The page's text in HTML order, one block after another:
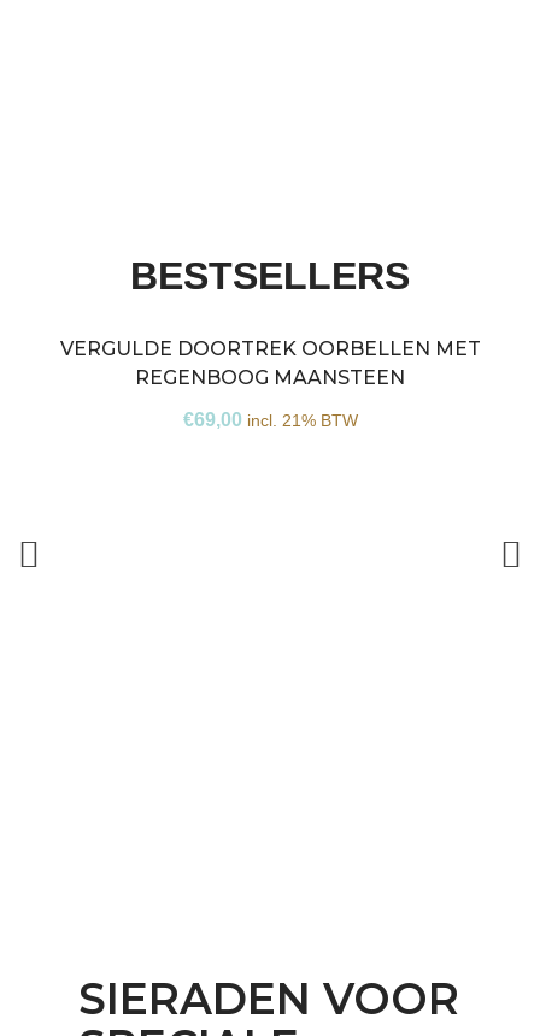
BESTSELLERS
VERGULDE DOORTREK OORBELLEN MET
REGENBOOG MAANSTEEN
€69,00 incl. 21% BTW
SIERADEN VOOR